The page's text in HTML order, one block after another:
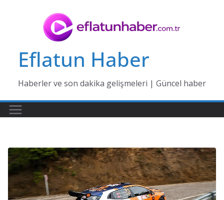
Eflatun Haber
Haberler ve son dakika gelişmeleri | Güncel haber